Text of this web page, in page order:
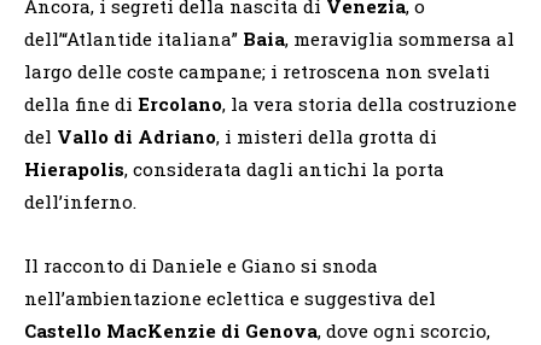
Ancora, i segreti della nascita di Venezia, o
dell’“Atlantide italiana” Baia, meraviglia sommersa al
largo delle coste campane; i retroscena non svelati
della fine di Ercolano, la vera storia della costruzione
del Vallo di Adriano, i misteri della grotta di
Hierapolis, considerata dagli antichi la porta
dell’inferno.
Il racconto di Daniele e Giano si snoda
nell’ambientazione eclettica e suggestiva del
Castello MacKenzie di Genova, dove ogni scorcio,